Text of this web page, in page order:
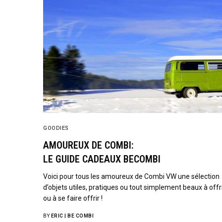
GOODIES
AMOUREUX DE COMBI:
LE GUIDE CADEAUX BECOMBI
Voici pour tous les amoureux de Combi VW une sélection
d’objets utiles, pratiques ou tout simplement beaux à
ou à se faire offrir !
BY ERIC | BE COMBI